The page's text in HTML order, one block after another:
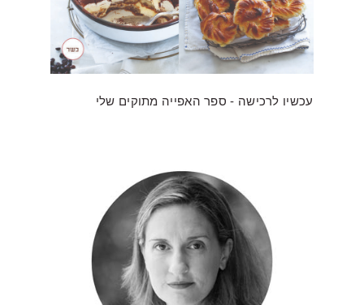
עכשיו לרכישה - ספר האפייה מתוקים שלי